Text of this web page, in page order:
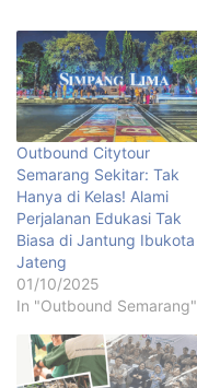
Outbound Citytour
Semarang Sekitar: Tak
Hanya di Kelas! Alami
Perjalanan Edukasi Tak
Biasa di Jantung Ibukota
Jateng
01/10/2025
In "Outbound Semarang"